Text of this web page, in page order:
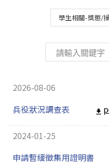
Open submenu (相
相關法規及檔案下載
2026-08-06
兵役狀況調查表
2024-01-25
申請暫緩徵集用證明書